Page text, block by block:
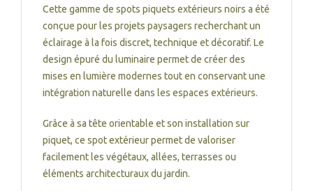
Cette gamme de spots piquets extérieurs noirs a été
conçue pour les projets paysagers recherchant un
éclairage à la fois discret, technique et décoratif. Le
design épuré du luminaire permet de créer des
mises en lumière modernes tout en conservant une
intégration naturelle dans les espaces extérieurs.
Grâce à sa tête orientable et son installation sur
piquet, ce spot extérieur permet de valoriser
facilement les végétaux, allées, terrasses ou
éléments architecturaux du jardin.